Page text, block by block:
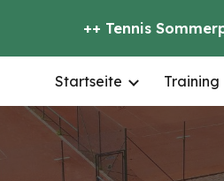
to main content++ Tennis
Startseite Training